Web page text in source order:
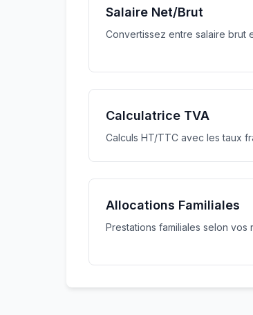
Salaire Net/Brut
Convertissez entre salaire brut
Calculatrice TVA
Calculs HT/TTC avec les taux
Allocations Familiales
Prestations familiales selon vos